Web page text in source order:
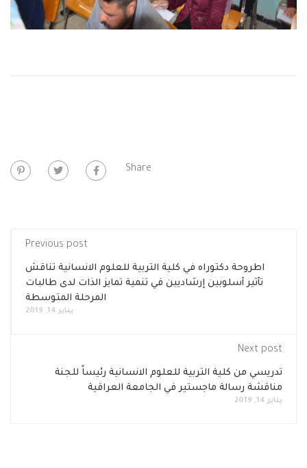
Share:
Previous post
اطروحة دكتوراه في كلية التربية للعلوم الانسانية تناقش
تأثير أسلوبين إرشاديين في تنمية تمايز الذات لدى طالبات
المرحلة المتوسطة
يناير 14, 2019
Next post
تدريسي من كلية التربية للعلوم الانسانية رئيساً للجنة
مناقشة رسالة ماجستير في الجامعة العراقية
يناير 14, 2019